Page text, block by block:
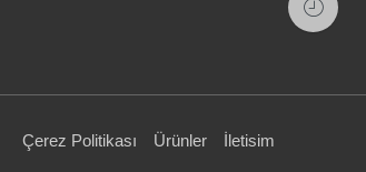
Çerez Politikası Ürünler İletisim